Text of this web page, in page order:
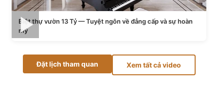
Biệt thự vườn 13 Tỷ — Tuyệt ngôn về đẳng cấp và sự hoàn
mỹ
Đặt lịch tham quan Xem tất cả video